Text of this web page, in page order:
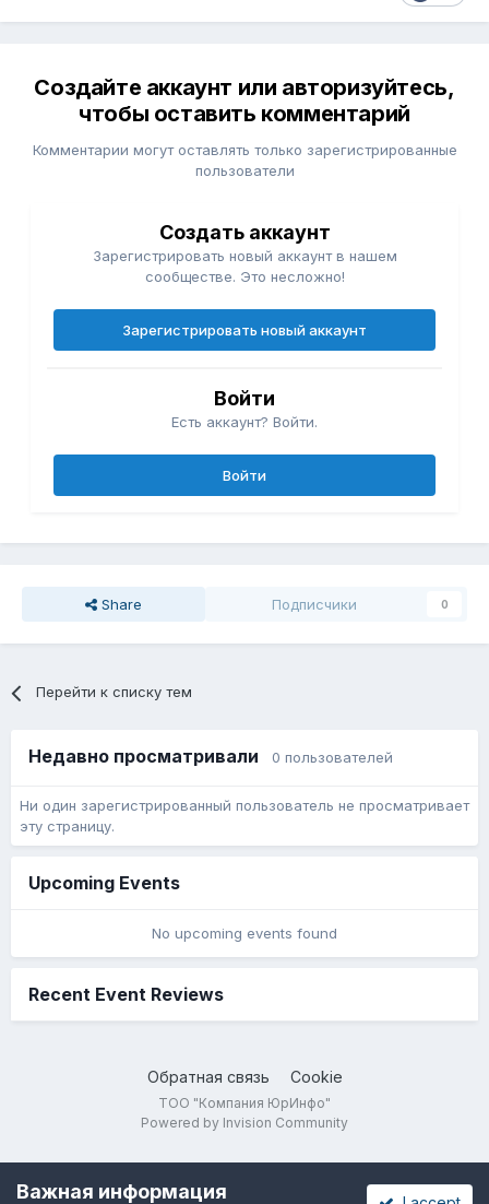
Создайте аккаунт или авторизуйтесь,
чтобы оставить комментарий
Комментарии могут оставлять только зарегистрированные
пользователи
Создать аккаунт
Зарегистрировать новый аккаунт в нашем
сообществе. Это несложно!
Зарегистрировать новый аккаунт
Войти
Есть аккаунт? Войти.
Войти
Share Подписчики 0
Перейти к списку тем
Недавно просматривали 0 пользователей
Ни один зарегистрированный пользователь не просматривает
эту страницу.
Upcoming Events
No upcoming events found
Recent Event Reviews
Обратная связь Cookie
ТОО "Компания ЮрИнфо"
Powered by Invision Community
Важная информация